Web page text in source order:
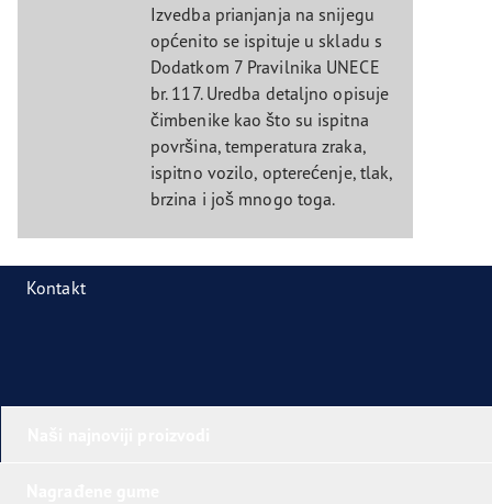
Izvedba prianjanja na snijegu
općenito se ispituje u skladu s
Dodatkom 7 Pravilnika UNECE
br. 117. Uredba detaljno opisuje
čimbenike kao što su ispitna
površina, temperatura zraka,
ispitno vozilo, opterećenje, tlak,
brzina i još mnogo toga.
Kontakt